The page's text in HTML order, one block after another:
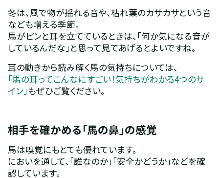
冬は、風で物が揺れる音や、枯れ葉のカサカサという音
なども増える季節。
馬がピンと耳を立てているときは、「何か気になる音が
しているんだな」と思って見てあげるとよいですね。
耳の動きから読み解く馬の気持ちについては、
「馬の耳ってこんなにすごい！気持ちがわかる4つのサ
イン」もぜひご覧ください。
相手を確かめる「馬の鼻」の感覚
馬は嗅覚にもとても優れています。
においを通して、「誰なのか」「安全かどうか」などを確
認しています。